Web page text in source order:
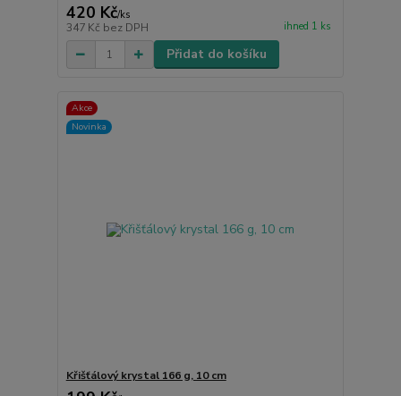
420 Kč/ks
347 Kč bez DPH ihned 1 ks
Přidat do košíku
Akce
Novinka
Křišťálový krystal 166 g, 10 cm